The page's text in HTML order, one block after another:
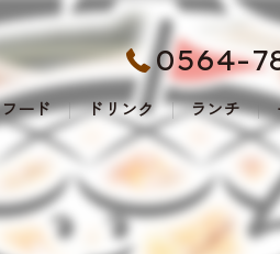
0564-
フード ドリンク ランチ